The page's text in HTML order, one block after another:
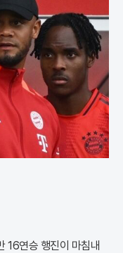
16연승 행진이 마침내